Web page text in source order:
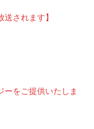
されます】
ーをご提供いたしま